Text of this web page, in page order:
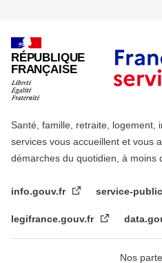
RÉPUBLIQUE
FRANÇAISE
Santé, famille, retraite, logement,
services vous accueillent et vous
démarches du quotidien, à moins
info.gouv.fr service-
legifrance.gouv.fr
Nos